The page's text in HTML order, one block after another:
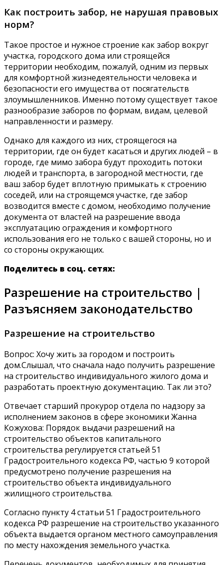
Как построить забор, не нарушая правовых
норм?
Такое простое и нужное строение как забор вокруг
участка, городского дома или строящейся
территории необходим, пожалуй, одним из первых
для комфортной жизнедеятельности человека и
безопасности его имущества от посягательств
злоумышленников. Именно потому существует такое
разнообразие заборов по формам, видам, целевой
направленности и размеру.
Однако для каждого из них, строящегося на
территории, где он будет касаться и других людей – в
городе, где мимо забора будут проходить потоки
людей и транспорта, в загородной местности, где
ваш забор будет вплотную примыкать к строению
соседей, или на строящемся участке, где забор
возводится вместе с домом, необходимо получение
документа от властей на разрешение ввода
эксплуатацию ограждения и комфортного
использования его не только с вашей стороны, но и
со стороны окружающих.
Поделитесь в соц. сетях:
Разрешение на строительство |
Разъясняем законодательство
Разрешение на строительство
Вопрос: Хочу жить за городом и построить
дом.Слышал, что сначала надо получить разрешение
на строительство индивидуального жилого дома и
разработать проектную документацию. Так ли это?
Отвечает старший прокурор отдела по надзору за
исполнением законов в сфере экономики Жанна
Кожухова: Порядок выдачи разрешений на
строительство объектов капитального
строительства регулируется статьей 51
Градостроительного кодекса РФ, частью 9 которой
предусмотрено получение разрешения на
строительство объекта индивидуального
жилищного строительства.
Согласно пункту 4 статьи 51 Градостроительного
кодекса РФ разрешение на строительство указанного
объекта выдается органом местного самоуправления
по месту нахождения земельного участка.